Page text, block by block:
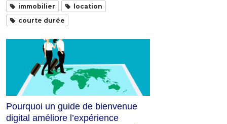
immobilier
location
courte durée
Pourquoi un guide de bienvenue
digital améliore l’expérience